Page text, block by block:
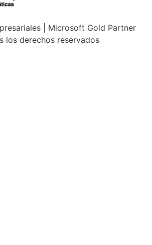
| Microsoft Gold Partner
los derechos reservados